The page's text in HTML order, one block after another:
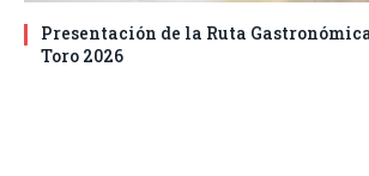
Presentación de la Ruta
Toro 2026